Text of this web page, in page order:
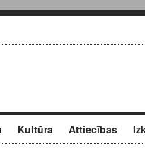
Kultūra Attiecības